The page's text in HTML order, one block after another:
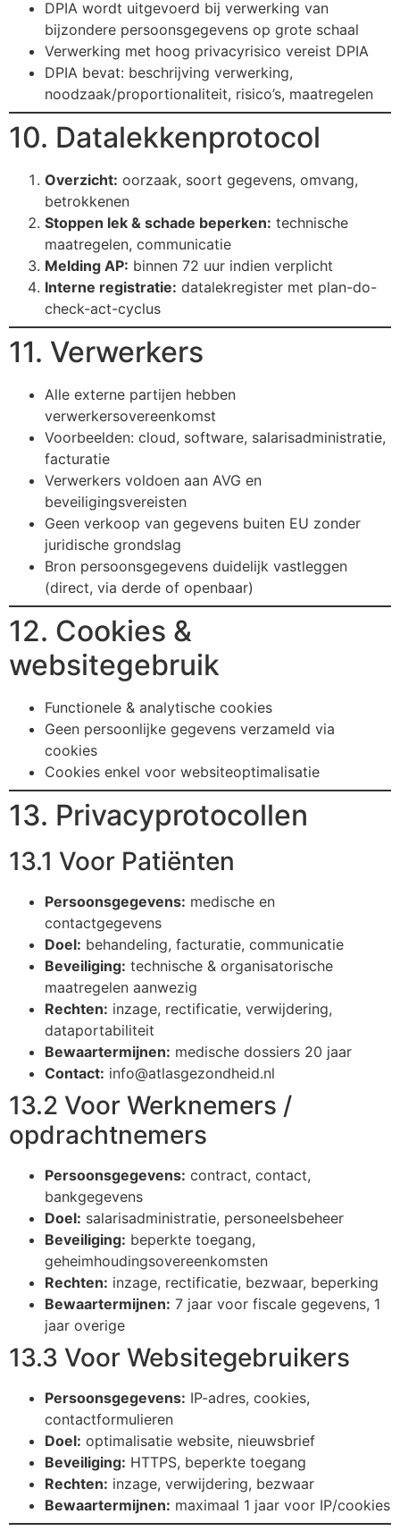
DPIA wordt uitgevoerd bij verwerking van
bijzondere persoonsgegevens op grote schaal
Verwerking met hoog privacyrisico vereist DPIA
DPIA bevat: beschrijving verwerking,
noodzaak/proportionaliteit, risico’s, maatregelen
10. Datalekkenprotocol
Overzicht: oorzaak, soort gegevens, omvang,
betrokkenen
Stoppen lek & schade beperken: technische
maatregelen, communicatie
Melding AP: binnen 72 uur indien verplicht
Interne registratie: datalekregister met plan-do-
check-act-cyclus
11. Verwerkers
Alle externe partijen hebben
verwerkersovereenkomst
Voorbeelden: cloud, software, salarisadministratie,
facturatie
Verwerkers voldoen aan AVG en
beveiligingsvereisten
Geen verkoop van gegevens buiten EU zonder
juridische grondslag
Bron persoonsgegevens duidelijk vastleggen
(direct, via derde of openbaar)
12. Cookies &
websitegebruik
Functionele & analytische cookies
Geen persoonlijke gegevens verzameld via
cookies
Cookies enkel voor websiteoptimalisatie
13. Privacyprotocollen
13.1 Voor Patiënten
Persoonsgegevens: medische en
contactgegevens
Doel: behandeling, facturatie, communicatie
Beveiliging: technische & organisatorische
maatregelen aanwezig
Rechten: inzage, rectificatie, verwijdering,
dataportabiliteit
Bewaartermijnen: medische dossiers 20 jaar
Contact: info@atlasgezondheid.nl
13.2 Voor Werknemers /
opdrachtnemers
Persoonsgegevens: contract, contact,
bankgegevens
Doel: salarisadministratie, personeelsbeheer
Beveiliging: beperkte toegang,
geheimhoudingsovereenkomsten
Rechten: inzage, rectificatie, bezwaar, beperking
Bewaartermijnen: 7 jaar voor fiscale gegevens, 1
jaar overige
13.3 Voor Websitegebruikers
Persoonsgegevens: IP-adres, cookies,
contactformulieren
Doel: optimalisatie website, nieuwsbrief
Beveiliging: HTTPS, beperkte toegang
Rechten: inzage, verwijdering, bezwaar
Bewaartermijnen: maximaal 1 jaar voor IP/cookies